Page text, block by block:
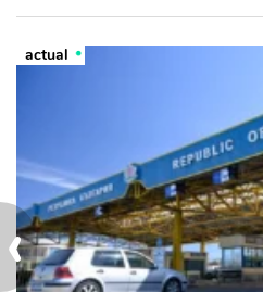
‹
actual